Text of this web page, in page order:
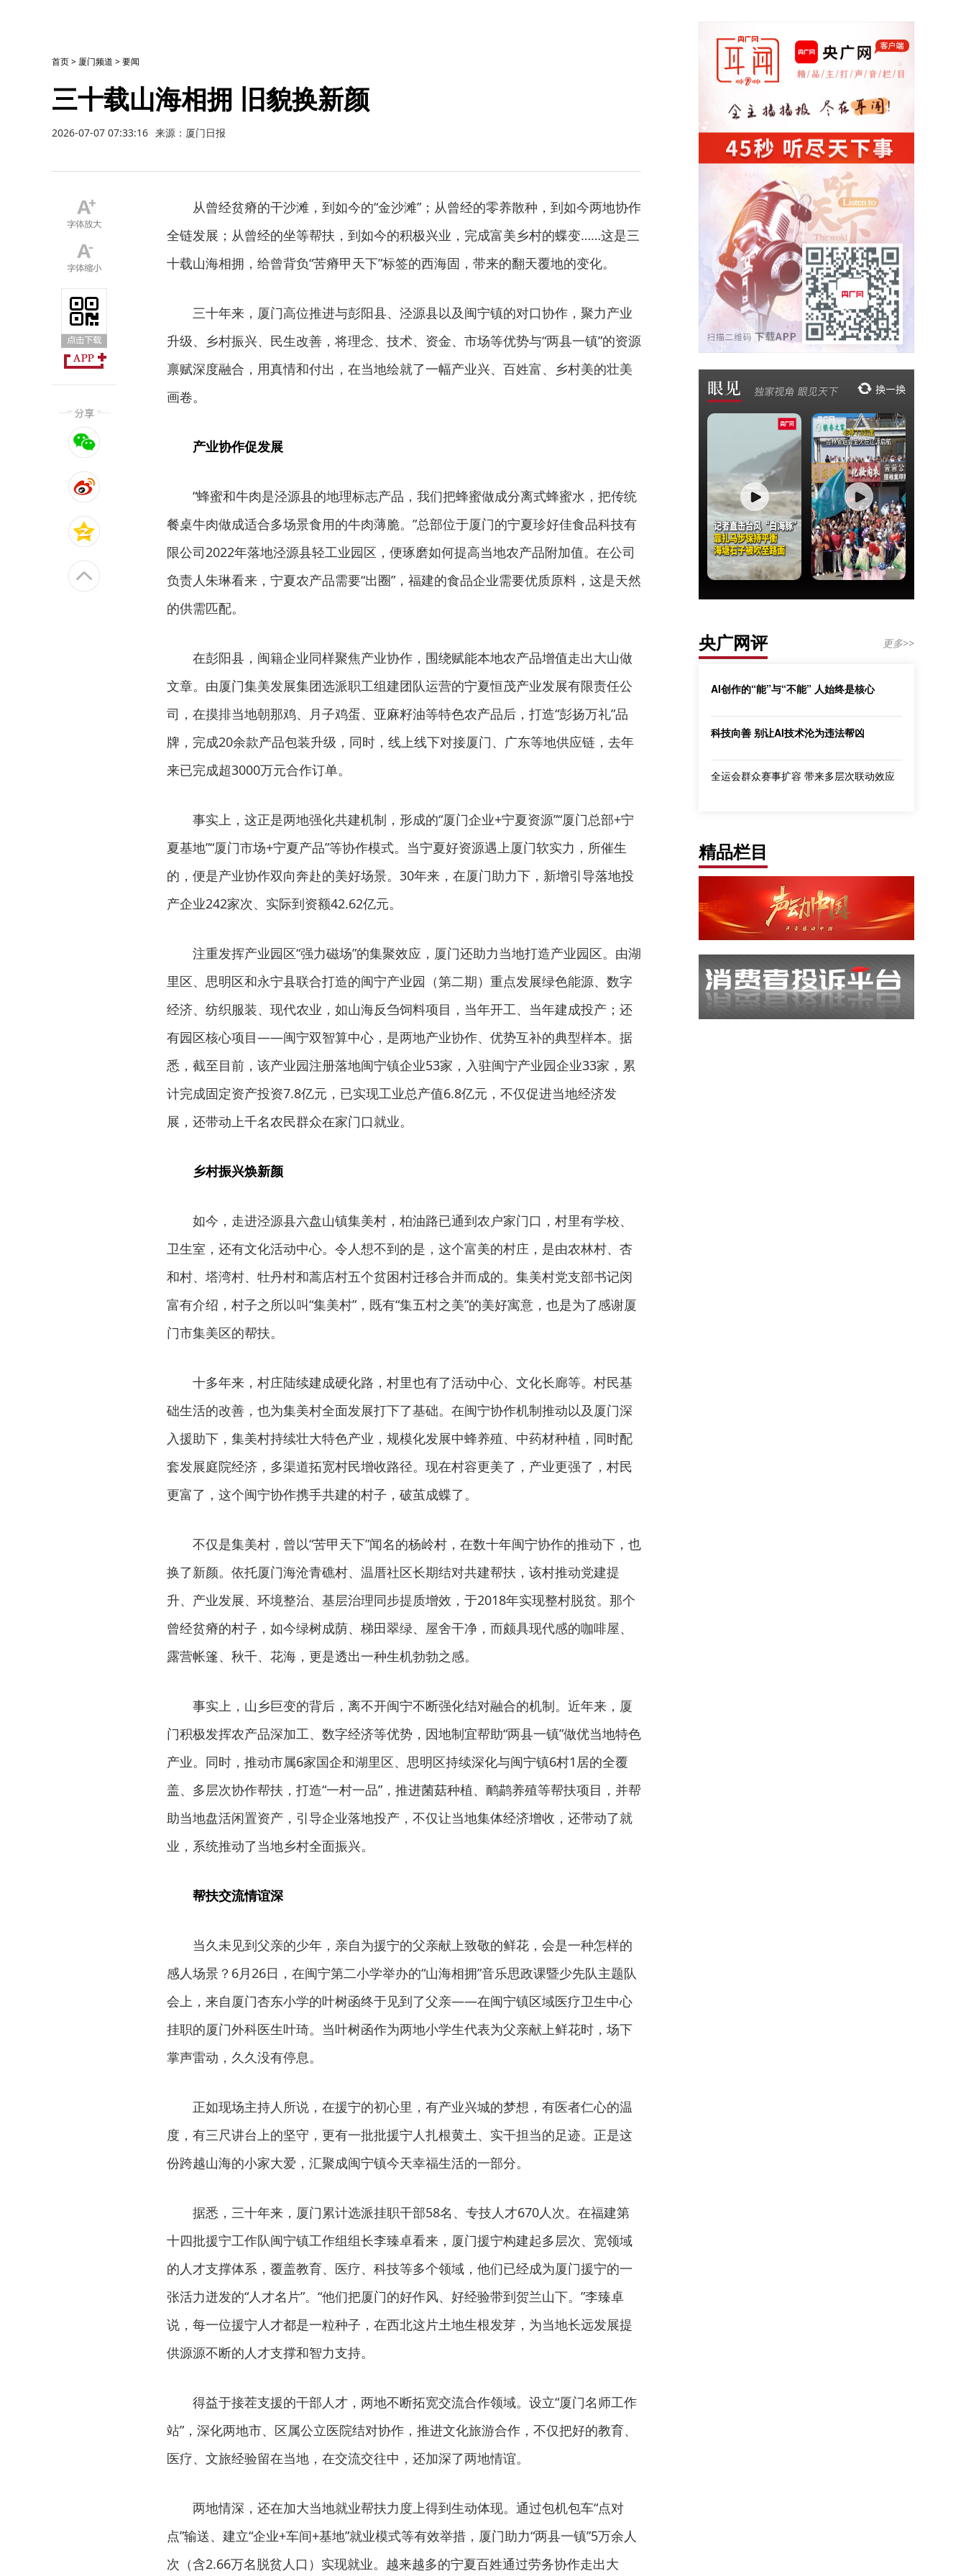
首页> 厦门频道 >要闻
三十载山海相拥 旧貌换新颜
2026-07-07 07:33:16 来源：厦门日报
从曾经贫瘠的干沙滩，到如今的“金沙滩”；从曾经的零养散种，到如今两地协作
全链发展；从曾经的坐等帮扶，到如今的积极兴业，完成富美乡村的蝶变……这是三
十载山海相拥，给曾背负“苦瘠甲天下”标签的西海固，带来的翻天覆地的变化。
三十年来，厦门高位推进与彭阳县、泾源县以及闽宁镇的对口协作，聚力产业
升级、乡村振兴、民生改善，将理念、技术、资金、市场等优势与“两县一镇”的资源
禀赋深度融合，用真情和付出，在当地绘就了一幅产业兴、百姓富、乡村美的壮美
画卷。
产业协作促发展
“蜂蜜和牛肉是泾源县的地理标志产品，我们把蜂蜜做成分离式蜂蜜水，把传统
餐桌牛肉做成适合多场景食用的牛肉薄脆。”总部位于厦门的宁夏珍好佳食品科技有
限公司2022年落地泾源县轻工业园区，便琢磨如何提高当地农产品附加值。在公司
负责人朱琳看来，宁夏农产品需要“出圈”，福建的食品企业需要优质原料，这是天然
的供需匹配。
在彭阳县，闽籍企业同样聚焦产业协作，围绕赋能本地农产品增值走出大山做
文章。由厦门集美发展集团选派职工组建团队运营的宁夏恒茂产业发展有限责任公
司，在摸排当地朝那鸡、月子鸡蛋、亚麻籽油等特色农产品后，打造“彭扬万礼”品
牌，完成20余款产品包装升级，同时，线上线下对接厦门、广东等地供应链，去年
来已完成超3000万元合作订单。
事实上，这正是两地强化共建机制，形成的“厦门企业+宁夏资源”“厦门总部+宁
夏基地”“厦门市场+宁夏产品”等协作模式。当宁夏好资源遇上厦门软实力，所催生
的，便是产业协作双向奔赴的美好场景。30年来，在厦门助力下，新增引导落地投
产企业242家次、实际到资额42.62亿元。
注重发挥产业园区“强力磁场”的集聚效应，厦门还助力当地打造产业园区。由湖
里区、思明区和永宁县联合打造的闽宁产业园（第二期）重点发展绿色能源、数字
经济、纺织服装、现代农业，如山海反刍饲料项目，当年开工、当年建成投产；还
有园区核心项目——闽宁双智算中心，是两地产业协作、优势互补的典型样本。据
悉，截至目前，该产业园注册落地闽宁镇企业53家，入驻闽宁产业园企业33家，累
计完成固定资产投资7.8亿元，已实现工业总产值6.8亿元，不仅促进当地经济发
展，还带动上千名农民群众在家门口就业。
乡村振兴焕新颜
如今，走进泾源县六盘山镇集美村，柏油路已通到农户家门口，村里有学校、
卫生室，还有文化活动中心。令人想不到的是，这个富美的村庄，是由农林村、杏
和村、塔湾村、牡丹村和蒿店村五个贫困村迁移合并而成的。集美村党支部书记闵
富有介绍，村子之所以叫“集美村”，既有“集五村之美”的美好寓意，也是为了感谢厦
门市集美区的帮扶。
十多年来，村庄陆续建成硬化路，村里也有了活动中心、文化长廊等。村民基
础生活的改善，也为集美村全面发展打下了基础。在闽宁协作机制推动以及厦门深
入援助下，集美村持续壮大特色产业，规模化发展中蜂养殖、中药材种植，同时配
套发展庭院经济，多渠道拓宽村民增收路径。现在村容更美了，产业更强了，村民
更富了，这个闽宁协作携手共建的村子，破茧成蝶了。
不仅是集美村，曾以“苦甲天下”闻名的杨岭村，在数十年闽宁协作的推动下，也
换了新颜。依托厦门海沧青礁村、温厝社区长期结对共建帮扶，该村推动党建提
升、产业发展、环境整治、基层治理同步提质增效，于2018年实现整村脱贫。那个
曾经贫瘠的村子，如今绿树成荫、梯田翠绿、屋舍干净，而颇具现代感的咖啡屋、
露营帐篷、秋千、花海，更是透出一种生机勃勃之感。
事实上，山乡巨变的背后，离不开闽宁不断强化结对融合的机制。近年来，厦
门积极发挥农产品深加工、数字经济等优势，因地制宜帮助“两县一镇”做优当地特色
产业。同时，推动市属6家国企和湖里区、思明区持续深化与闽宁镇6村1居的全覆
盖、多层次协作帮扶，打造“一村一品”，推进菌菇种植、鸸鹋养殖等帮扶项目，并帮
助当地盘活闲置资产，引导企业落地投产，不仅让当地集体经济增收，还带动了就
业，系统推动了当地乡村全面振兴。
帮扶交流情谊深
当久未见到父亲的少年，亲自为援宁的父亲献上致敬的鲜花，会是一种怎样的
感人场景？6月26日，在闽宁第二小学举办的“山海相拥”音乐思政课暨少先队主题队
会上，来自厦门杏东小学的叶树函终于见到了父亲——在闽宁镇区域医疗卫生中心
挂职的厦门外科医生叶琦。当叶树函作为两地小学生代表为父亲献上鲜花时，场下
掌声雷动，久久没有停息。
正如现场主持人所说，在援宁的初心里，有产业兴城的梦想，有医者仁心的温
度，有三尺讲台上的坚守，更有一批批援宁人扎根黄土、实干担当的足迹。正是这
份跨越山海的小家大爱，汇聚成闽宁镇今天幸福生活的一部分。
据悉，三十年来，厦门累计选派挂职干部58名、专技人才670人次。在福建第
十四批援宁工作队闽宁镇工作组组长李臻卓看来，厦门援宁构建起多层次、宽领域
的人才支撑体系，覆盖教育、医疗、科技等多个领域，他们已经成为厦门援宁的一
张活力迸发的“人才名片”。“他们把厦门的好作风、好经验带到贺兰山下。”李臻卓
说，每一位援宁人才都是一粒种子，在西北这片土地生根发芽，为当地长远发展提
供源源不断的人才支撑和智力支持。
得益于接茬支援的干部人才，两地不断拓宽交流合作领域。设立“厦门名师工作
站”，深化两地市、区属公立医院结对协作，推进文化旅游合作，不仅把好的教育、
医疗、文旅经验留在当地，在交流交往中，还加深了两地情谊。
两地情深，还在加大当地就业帮扶力度上得到生动体现。通过包机包车“点对
点”输送、建立“企业+车间+基地”就业模式等有效举措，厦门助力“两县一镇”5万余人
次（含2.66万名脱贫人口）实现就业。越来越多的宁夏百姓通过劳务协作走出大
央广网评 更多>>
AI创作的“能”与“不能” 人始终是核心
科技向善 别让AI技术沦为违法帮凶
全运会群众赛事扩容 带来多层次联动效应
精品栏目